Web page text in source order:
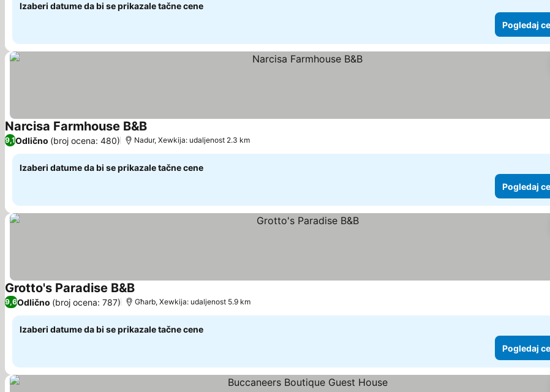
Izaberi datume da bi se prikazale tačne cene
Pogledaj
Narcisa Farmhouse B&BPogledaj cene
9,1Odlično (broj ocena: 480) Nadur, Xewkija: udaljenost 2.3 km
Izaberi datume da bi se prikazale tačne cene
Pogledaj
Grotto's Paradise B&BPogledaj cene
9,6Odlično (broj ocena: 787) Għarb, Xewkija: udaljenost 5.9 km
Izaberi datume da bi se prikazale tačne cene
Pogledaj